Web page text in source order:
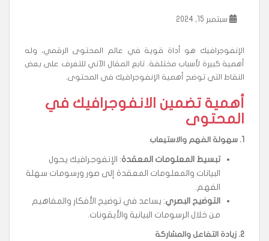
سبتمبر 15, 2024
الإنفوجرافيك هو أداة قوية في عالم المحتوى الرقمي، وله
أهمية كبيرة لأسباب مختلفة. تابع المقال الآتي للتعرف على بعض
النقاط التي توضح أهمية الإنفوجرافيك في المحتوى.
أهمية تضمين الانفوجرافيك في
المحتوى
سهولة الفهم والاستيعاب
تبسيط المعلومات المعقدة: الإنفوجرافيك يحول
البيانات والمعلومات المعقدة إلى صور ورسومات سهلة
الفهم.
التوضيح البصري: يساعد في توضيح الأفكار والمفاهيم
من خلال الرسومات البيانية والأيقونات.
2. زيادة التفاعل والمشاركة